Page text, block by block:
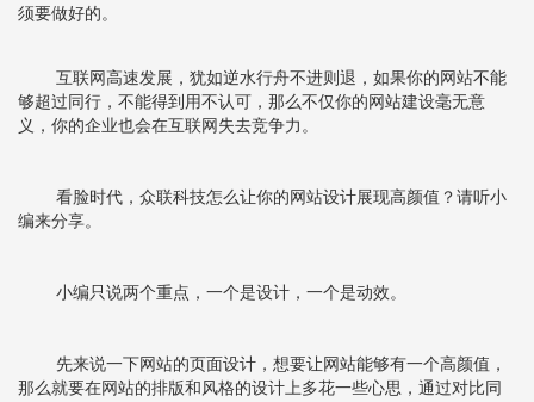
须要做好的。
互联网高速发展，犹如逆水行舟不进则退，如果你的网站不能
够超过同行，不能得到用不认可，那么不仅你的网站建设毫无意
义，你的企业也会在互联网失去竞争力。
看脸时代，众联科技怎么让你的网站设计展现高颜值？请听小
编来分享。
小编只说两个重点，一个是设计，一个是动效。
先来说一下网站的页面设计，想要让网站能够有一个高颜值，
那么就要在网站的排版和风格的设计上多花一些心思，通过对比同